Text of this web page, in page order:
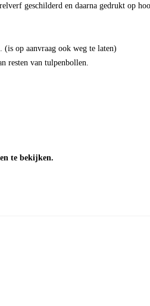
geschilderd en daarna gedrukt op
op aanvraag ook weg te laten)
resten van tulpenbollen.
te bekijken.